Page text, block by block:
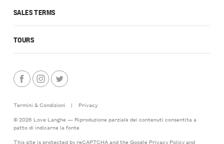
SALES TERMS
TOURS
Termini & Condizioni |
Privacy
© 2026 Love Langhe — Riproduzione parziale dei contenuti consentita a
patto di indicarne la fonte
This site is protected by reCAPTCHA and the Google Privacy Policyand